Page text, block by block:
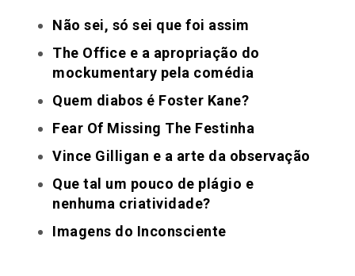
Não sei, só sei que foi assim
The Office e a apropriação do
mockumentary pela comédia
​​Quem diabos é Foster Kane?
Fear Of Missing The Festinha
Vince Gilligan e a arte da observação
Que tal um pouco de plágio e
nenhuma criatividade?
Imagens do Inconsciente